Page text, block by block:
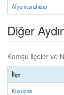
Afyonkarahisar
Diğer
Komşu ilçeler ve
İlçe
Kuyucak